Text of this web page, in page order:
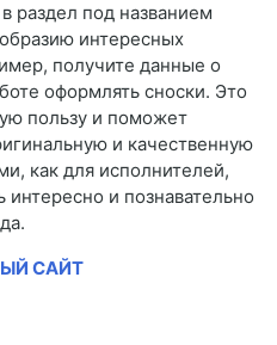
раздел под названием
интересных
получите данные о
оформлять сноски. Это
пользу и поможет
и качественную
как для исполнителей,
интересно и познавательно
САЙТ